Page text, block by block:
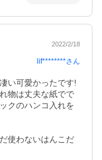
2022/2/18
lif********さん
い可愛かったです!
物は丈夫な紙でで
クのハンコ入れを
使わないはんこだ